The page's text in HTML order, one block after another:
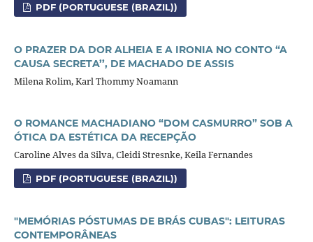
PDF (PORTUGUESE (BRAZIL))
O PRAZER DA DOR ALHEIA E A IRONIA NO CONTO “A
CAUSA SECRETA’’, DE MACHADO DE ASSIS
Milena Rolim, Karl Thommy Noamann
O ROMANCE MACHADIANO “DOM CASMURRO” SOB A
ÓTICA DA ESTÉTICA DA RECEPÇÃO
Caroline Alves da Silva, Cleidi Stresnke, Keila Fernandes
PDF (PORTUGUESE (BRAZIL))
"MEMÓRIAS PÓSTUMAS DE BRÁS CUBAS": LEITURAS
CONTEMPORÂNEAS